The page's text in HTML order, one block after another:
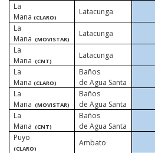
La
Mana(CLARO)
Latacunga
La
Mana (MOVISTAR)
Latacunga
La
Mana (CNT)
Latacunga
La
Mana(CLARO)
Baños
de Agua Santa
La
Mana (MOVISTAR)
Baños
de Agua Santa
La
Mana (CNT)
Baños
de Agua Santa
Puyo
(CLARO)
Ambato